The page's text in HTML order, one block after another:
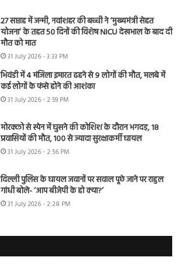
27 सप्ताह में जन्मी, नवांशहर की बच्ची ने ‘मुख्यमंत्री सेहत
योजना’ के तहत 50 दिनों की विशेष NICU देखभाल के बाद दी
मौत को मात
31 July 2026 - 3:33 PM
भिवंडी में 4 मंजिला इमारत ढहने से 9 लोगों की मौत, मलबे में
कई लोगों के फंसे होने की आशंका
31 July 2026 - 2:59 PM
मोरक्को से स्पेन में घुसने की कोशिश के दौरान भगदड़, 18
प्रवासियों की मौत, 100 से ज्यादा सुरक्षाकर्मी घायल
31 July 2026 - 2:56 PM
दिल्ली पुलिस के घायल जवानों पर सवाल पूछे जाने पर राहुल
गांधी बोले- ‘आप बीजेपी के हो क्या?’
31 July 2026 - 2:28 PM